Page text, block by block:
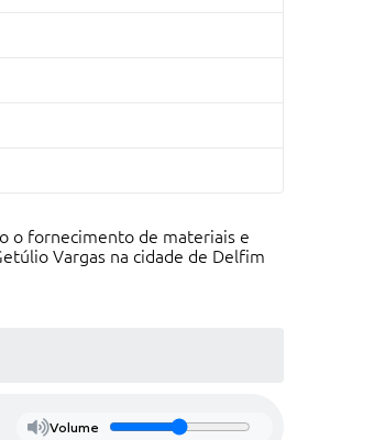
o fornecimento de materiais e
Vargas na cidade de Delfim
Volume